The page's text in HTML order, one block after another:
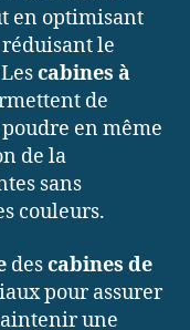
en optimisant
le
cabines à
de
en même
de la
sans
couleurs.
descabines de
pour assurer
une